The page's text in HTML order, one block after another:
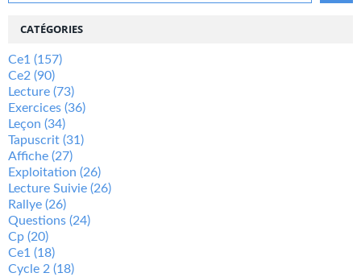
CATÉGORIES
Ce1 (157)
Ce2 (90)
Lecture (73)
Exercices (36)
Leçon (34)
Tapuscrit (31)
Affiche (27)
Exploitation (26)
Lecture Suivie (26)
Rallye (26)
Questions (24)
Cp (20)
Ce1 (18)
Cycle 2 (18)